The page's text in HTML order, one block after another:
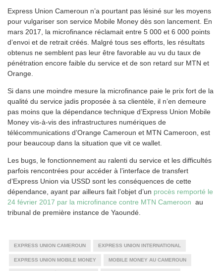
Express Union Cameroun n’a pourtant pas lésiné sur les moyens
pour vulgariser son service Mobile Money dès son lancement. En
mars 2017, la microfinance réclamait entre 5 000 et 6 000 points
d’envoi et de retrait créés. Malgré tous ses efforts, les résultats
obtenus ne semblent pas leur être favorable au vu du taux de
pénétration encore faible du service et de son retard sur MTN et
Orange.
Si dans une moindre mesure la microfinance paie le prix fort de la
qualité du service jadis proposée à sa clientèle, il n’en demeure
pas moins que la dépendance technique d’Express Union Mobile
Money vis-à-vis des infrastructures numériques de
télécommunications d’Orange Cameroun et MTN Cameroon, est
pour beaucoup dans la situation que vit ce wallet.
Les bugs, le fonctionnement au ralenti du service et les difficultés
parfois rencontrées pour accéder à l’interface de transfert
d’Express Union via USSD sont les conséquences de cette
dépendance, ayant par ailleurs fait l’objet d’un procès remporté le
24 février 2017 par la microfinance contre MTN Cameroon au
tribunal de première instance de Yaoundé.
EXPRESS UNION CAMEROUN EXPRESS UNION INTERNATIONAL
EXPRESS UNION MOBILE MONEY MOBILE MONEY AU CAMEROUN